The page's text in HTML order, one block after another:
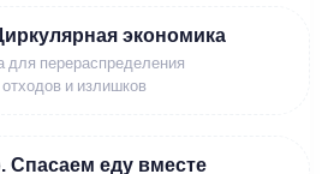
экономика
перераспределения
и излишков
еду вместе